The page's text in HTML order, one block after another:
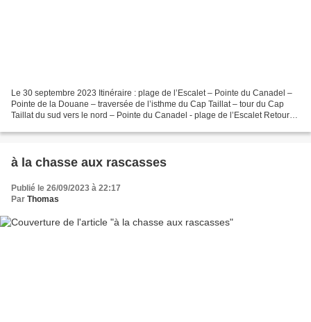
Le 30 septembre 2023 Itinéraire : plage de l’Escalet – Pointe du Canadel –
Pointe de la Douane – traversée de l’isthme du Cap Taillat – tour du Cap
Taillat du sud vers le nord – Pointe du Canadel - plage de l’Escalet Retour
à la chasse aux rascasses
Publié le 26/09/2023 à 22:17
Par Thomas